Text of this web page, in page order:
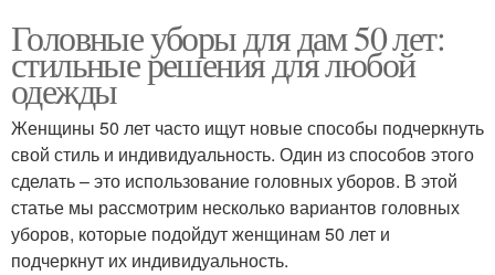
Головные уборы для дам 50 лет:
стильные решения для любой
одежды
Женщины 50 лет часто ищут новые способы подчеркнуть
свой стиль и индивидуальность. Один из способов этого
сделать – это использование головных уборов. В этой
статье мы рассмотрим несколько вариантов головных
уборов, которые подойдут женщинам 50 лет и
подчеркнут их индивидуальность.